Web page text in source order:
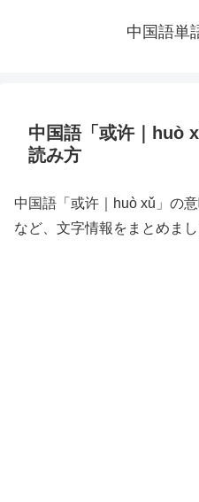
中国語単
中国語「或许｜huò
読み方
中国語「或许｜huò xǔ」の
など、文字情報をまとめまし